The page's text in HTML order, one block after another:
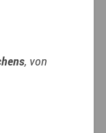
, von